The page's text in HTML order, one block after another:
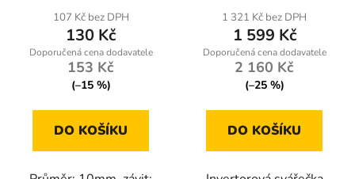
107 Kč bez DPH
130 Kč
153 Kč
(–15 %)
DO KOŠÍKU
1 321 Kč bez DPH
1 599 Kč
2 160 Kč
(–25 %)
DO KOŠÍKU